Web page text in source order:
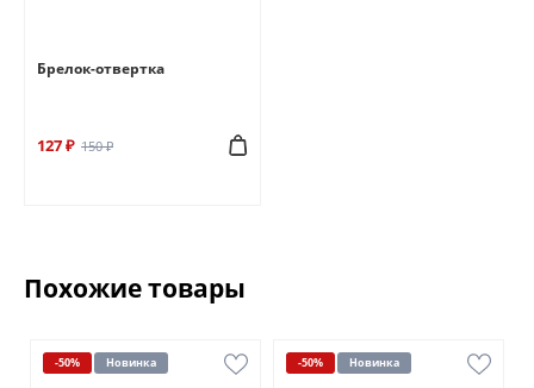
Брелок-отвертка
127 ₽ 150 ₽
Похожие товары
-50% Новинка -50% Новинка